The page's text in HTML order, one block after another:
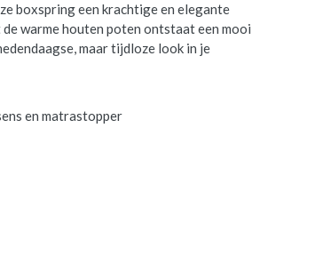
boxspring een krachtige en elegante
warme houten poten ontstaat een mooi
maar tijdloze look in je
en matrastopper